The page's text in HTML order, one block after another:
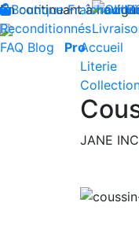
En continuant à
Boutique Fraîcheur
Reconditionnés
FAQ Blog ProAccueil
Literie
JANE INC